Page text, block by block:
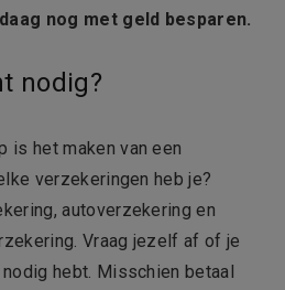
nog met geld besparen.
nodig?
is het maken van een
verzekeringen heb je?
autoverzekering en
Vraag jezelf af of je
hebt. Misschien betaal